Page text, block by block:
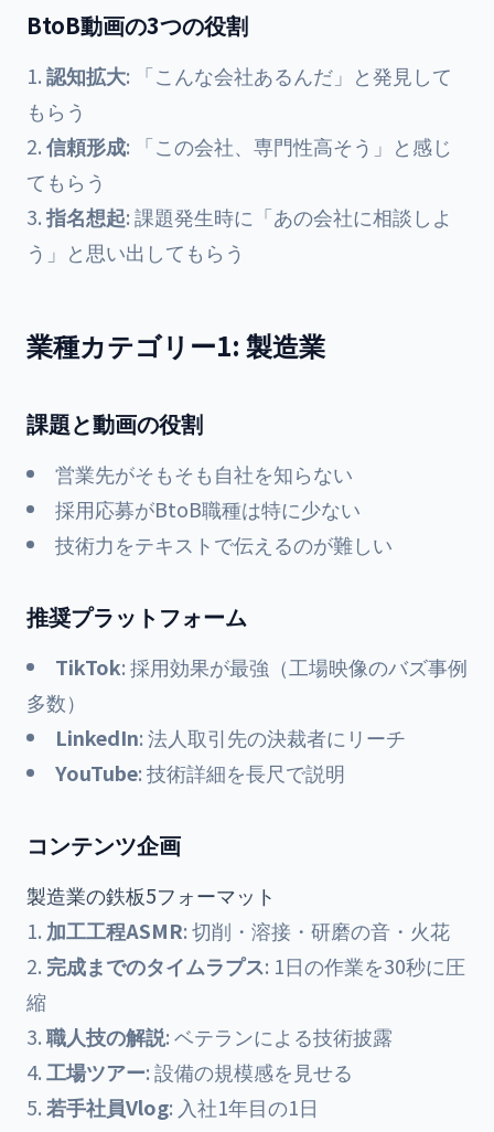
BtoB動画の3つの役割
認知拡大: 「こんな会社あるんだ」と発見して
もらう
信頼形成: 「この会社、専門性高そう」と感じ
てもらう
指名想起: 課題発生時に「あの会社に相談しよ
う」と思い出してもらう
業種カテゴリー1: 製造業
課題と動画の役割
営業先がそもそも自社を知らない
採用応募がBtoB職種は特に少ない
技術力をテキストで伝えるのが難しい
推奨プラットフォーム
TikTok: 採用効果が最強（工場映像のバズ事例
多数）
LinkedIn: 法人取引先の決裁者にリーチ
YouTube: 技術詳細を長尺で説明
コンテンツ企画
製造業の鉄板5フォーマット
加工工程ASMR: 切削・溶接・研磨の音・火花
完成までのタイムラプス: 1日の作業を30秒に圧
縮
職人技の解説: ベテランによる技術披露
工場ツアー: 設備の規模感を見せる
若手社員Vlog: 入社1年目の1日